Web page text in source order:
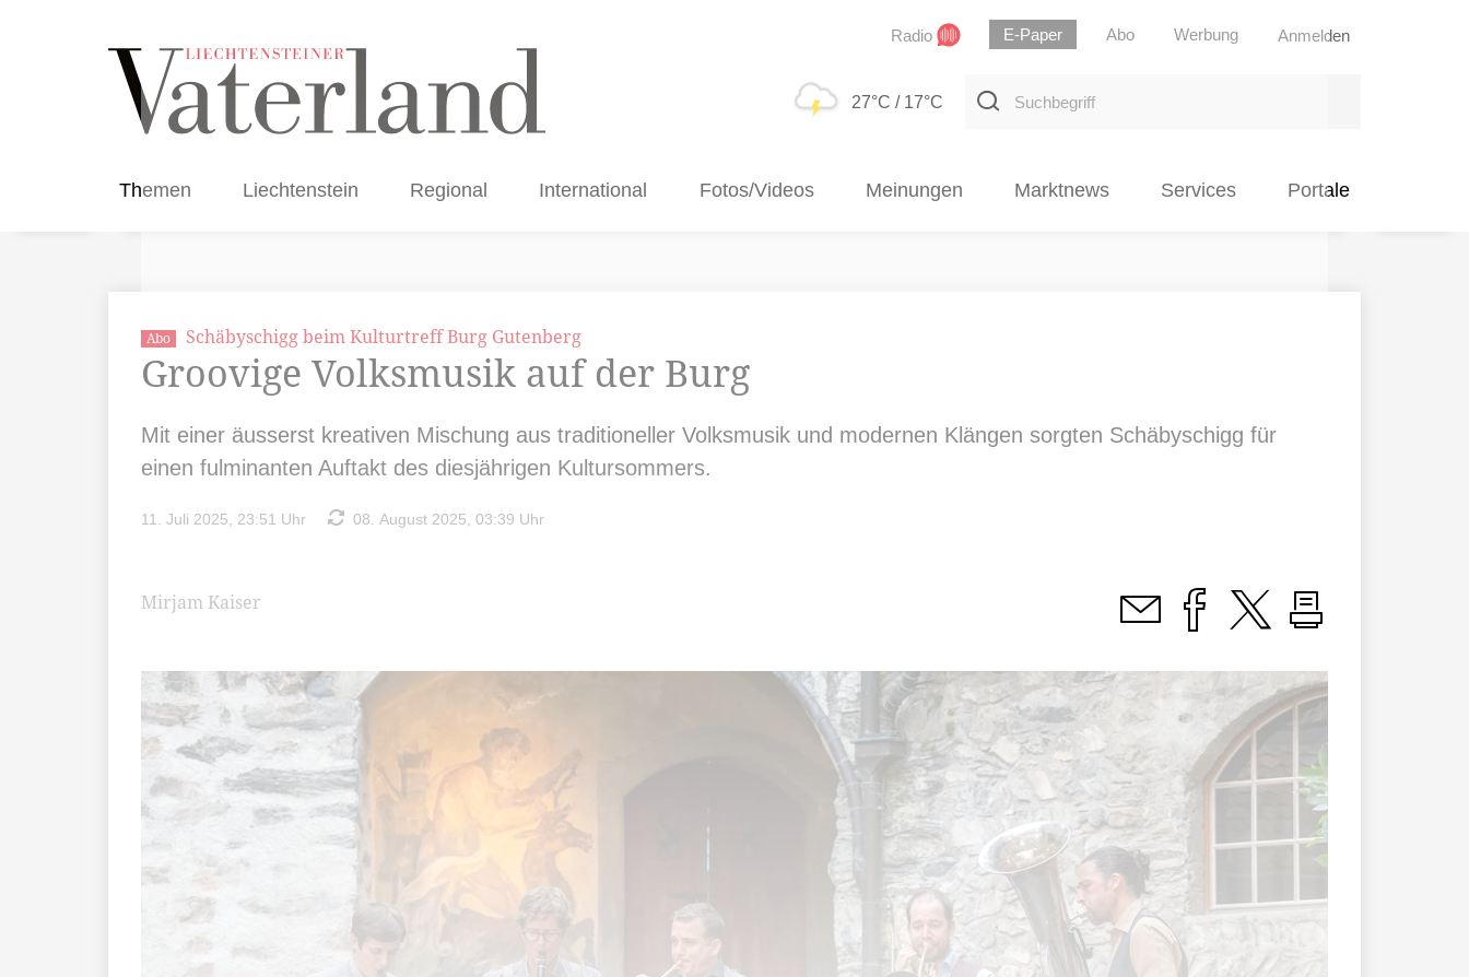
Radio E-Paper Abo Werbung Anmelden
27°C / 17°C
Suchbegriff
Themen Liechtenstein Regional International Fotos/Videos Meinungen Marktnews Services Portale
Abo Schäbyschigg beim Kulturtreff Burg Gutenberg
Groovige Volksmusik auf der Burg
Mit einer äusserst kreativen Mischung aus traditioneller Volksmusik und modernen Klängen sorgten Schäbyschigg für
einen fulminanten Auftakt des diesjährigen Kultursommers.
11. Juli 2025, 23:51 Uhr 08. August 2025, 03:39 Uhr
Mirjam Kaiser